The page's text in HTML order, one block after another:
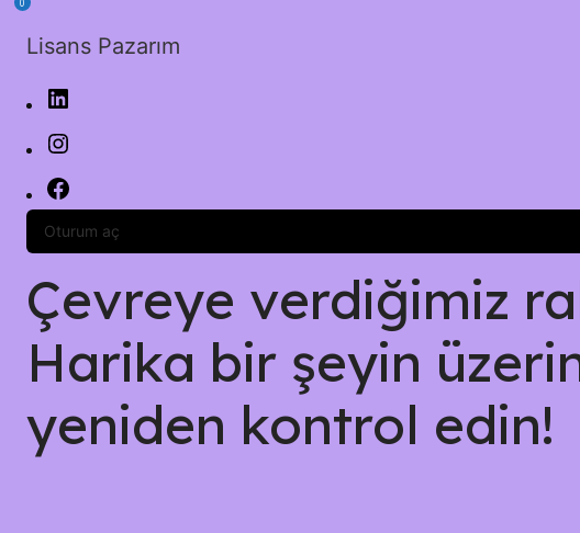
Lisans Pazarım
Oturum aç
Çevreye verdiğimiz
Harika bir şeyin
yeniden kontrol edin!